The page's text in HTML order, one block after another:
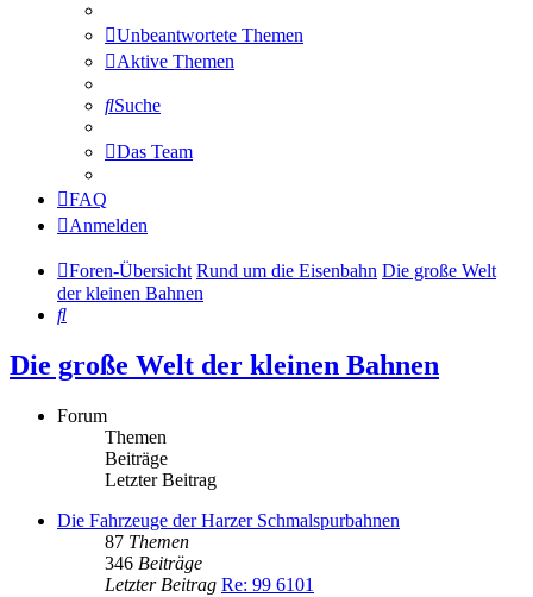
Unbeantwortete Themen
Aktive Themen
Suche
Das Team
FAQ
Anmelden
Foren-Übersicht Rund um die Eisenbahn Die große Welt
der kleinen Bahnen
Suche
Die große Welt der kleinen Bahnen
Forum
Themen
Beiträge
Letzter Beitrag
Die Fahrzeuge der Harzer Schmalspurbahnen
87 Themen
346 Beiträge
Letzter Beitrag Re: 99 6101